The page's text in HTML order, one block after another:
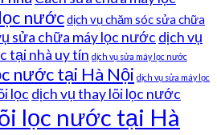
nướcdịch vụ chăm sóc sửa chữa
sửa chữa máy lọc nước dịch vụ
tại nhà uy tín dịch vụ sửa máy lọc nước
nước tại Hà Nội dịch vụ sửa máy lọc
lọc dịch vụ thay lõi lọc nước
lọc nước tại Hà